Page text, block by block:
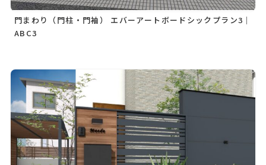
門まわり（門柱・門袖） エバーアートボードシックプラン3｜
ABC3